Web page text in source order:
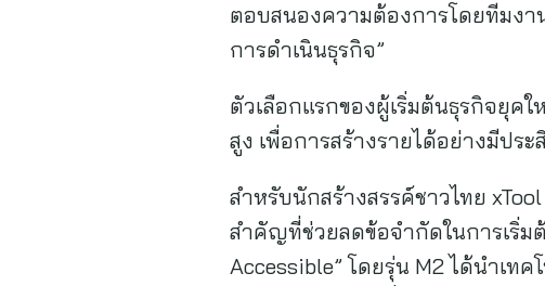
ตอบสนองความต้องการโดยทีมงา
การดำเนินธุรกิจ”
ตัวเลือกแรกของผู้เริ่มต้นธุรกิจยุค
สูง เพื่อการสร้างรายได้อย่างมีปร
สำหรับนักสร้างสรรค์ชาวไทย
สำคัญที่ช่วยลดข้อจำกัดในการเริ่ม
Accessible” โดยรุ่น M2 ได้นำเท